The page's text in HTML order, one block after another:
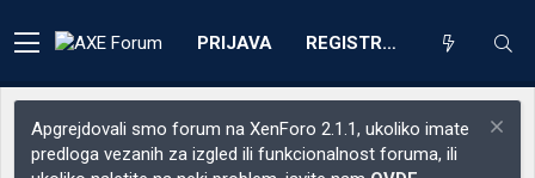
PRIJAVA REGISTRACIJA
Apgrejdovali smo forum na XenForo 2.1.1, ukoliko imate
predloga vezanih za izgled ili funkcionalnost foruma, ili